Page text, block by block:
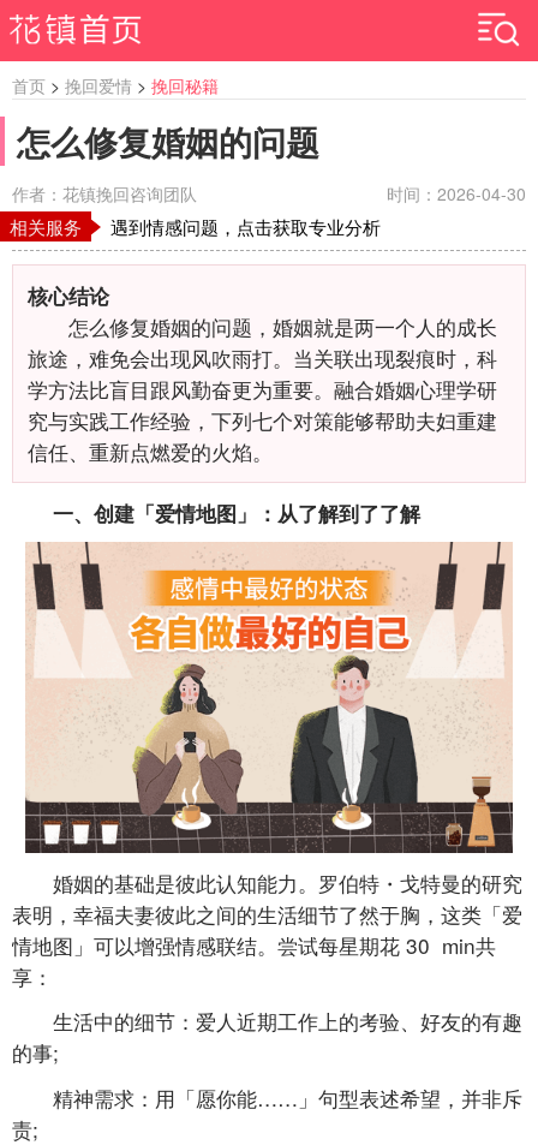
首页 > 挽回爱情 > 挽回秘籍
怎么修复婚姻的问题
作者：花镇挽回咨询团队 时间：2026-04-30
相关服务 遇到情感问题，点击获取专业分析
核心结论
怎么修复婚姻的问题，婚姻就是两一个人的成长
旅途，难免会出现风吹雨打。当关联出现裂痕时，科
学方法比盲目跟风勤奋更为重要。融合婚姻心理学研
究与实践工作经验，下列七个对策能够帮助夫妇重建
信任、重新点燃爱的火焰。
一、创建「爱情地图」：从了解到了了解
婚姻的基础是彼此认知能力。罗伯特・戈特曼的研究
表明，幸福夫妻彼此之间的生活细节了然于胸，这类「爱
情地图」可以增强情感联结。尝试每星期花 30 min共
享：
生活中的细节：爱人近期工作上的考验、好友的有趣
的事;
精神需求：用「愿你能……」句型表述希望，并非斥
责;